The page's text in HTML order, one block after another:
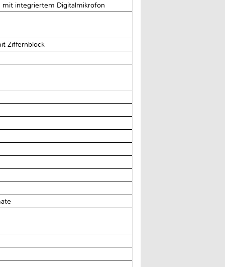
mit integriertem Digitalmikrofon
Ziffernblock